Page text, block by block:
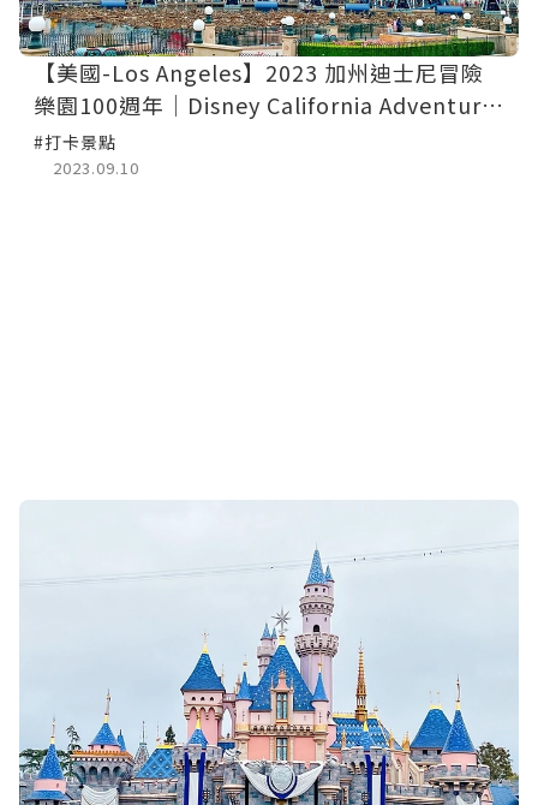
【美國-Los Angeles】2023 加州迪士尼冒險
樂園100週年│Disney California Adventure
Park
#打卡景點
2023.09.10